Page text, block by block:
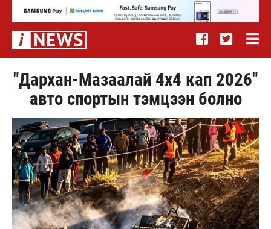
"Дархан-Мазаалай 4х4 кап 2026"
авто спортын тэмцээн болно